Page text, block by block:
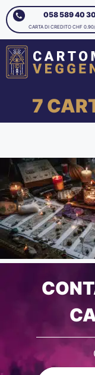
058 589 40
CARTA DI CREDITO CHF
7